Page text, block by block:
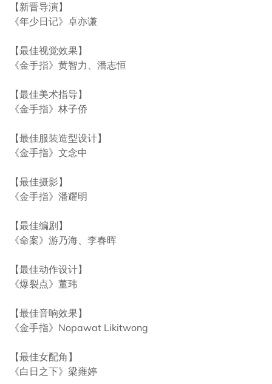
【新晋导演】
《年少日记》卓亦谦
【最佳视觉效果】
《金手指》黄智力、潘志恒
【最佳美术指导】
《金手指》林子侨
【最佳服装造型设计】
《金手指》文念中
【最佳摄影】
《金手指》潘耀明
【最佳编剧】
《命案》游乃海、李春晖
【最佳动作设计】
《爆裂点》董玮
【最佳音响效果】
《金手指》Nopawat Likitwong
【最佳女配角】
《白日之下》梁雍婷